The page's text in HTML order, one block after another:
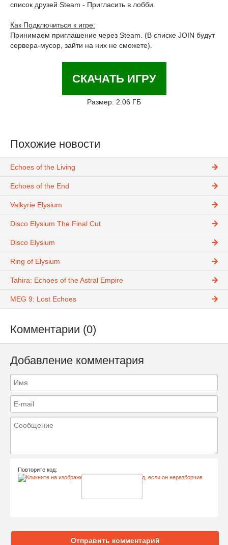
список друзей Steam - Пригласить в лобби.
Как Подключиться к игре:
Принимаем приглашение через Steam. (В списке JOIN будут
сервера-мусор, зайти на них не сможете).
СКАЧАТЬ ИГРУ
Размер: 2.06 ГБ
Похожие новости
Echoes of the Living
Echoes of the End
Valkyrie Elysium
Disco Elysium The Final Cut
Disco Elysium
Ring of Elysium
Tahira: Echoes of the Astral Empire
MEG 9: Lost Echoes
Комментарии (0)
Добавление комментария
Повторите код:
Отправить комментарий